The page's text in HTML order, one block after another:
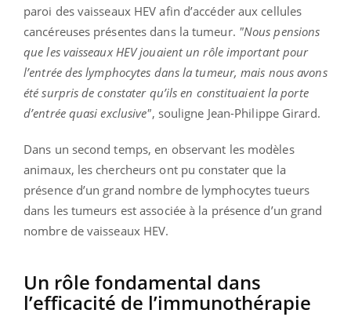
paroi des vaisseaux HEV afin d’accéder aux cellules
cancéreuses présentes dans la tumeur. "Nous pensions
que les vaisseaux HEV jouaient un rôle important pour
l’entrée des lymphocytes dans la tumeur, mais nous avons
été surpris de constater qu’ils en constituaient la porte
d’entrée quasi exclusive", souligne Jean-Philippe Girard.
Dans un second temps, en observant les modèles
animaux, les chercheurs ont pu constater que la
présence d’un grand nombre de lymphocytes tueurs
dans les tumeurs est associée à la présence d’un grand
nombre de vaisseaux HEV.
Un rôle fondamental dans
l’efficacité de l’immunothérapie